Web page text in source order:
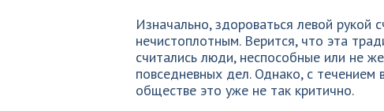
Изначально, здороваться левой
нечистоплотным. Верится, что эта
считались люди, неспособные или не
повседневных дел. Однако, с
обществе это уже не так критично.